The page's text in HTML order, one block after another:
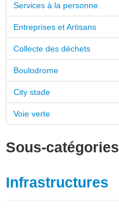
Services à la personne
Entreprises et Artisans
Collecte des déchets
Boulodrome
City stade
Voie verte
Sous-catégories
Infrastructures